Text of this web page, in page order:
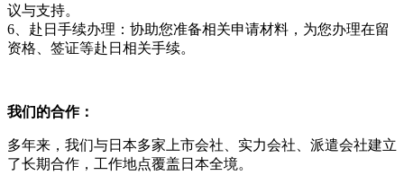
议与支持。
6、赴日手续办理：协助您准备相关申请材料，为您办理在留
资格、签证等赴日相关手续。
我们的合作：
多年来，我们与日本多家上市会社、实力会社、派遣会社建立
了长期合作，工作地点覆盖日本全境。